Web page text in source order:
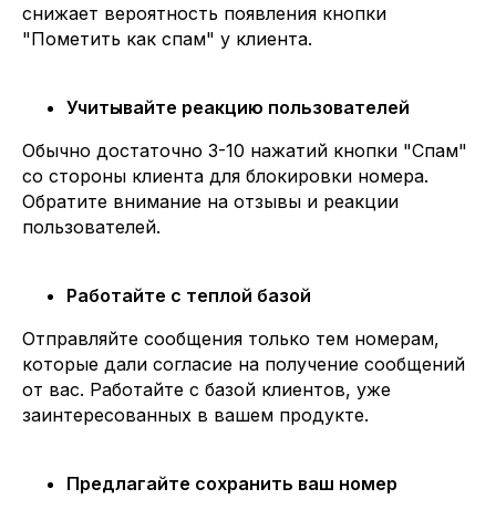
снижает вероятность появления кнопки
"Пометить как спам" у клиента.
Учитывайте реакцию пользователей
Обычно достаточно 3-10 нажатий кнопки "Спам"
со стороны клиента для блокировки номера.
Обратите внимание на отзывы и реакции
пользователей.
Работайте с теплой базой
Отправляйте сообщения только тем номерам,
которые дали согласие на получение сообщений
от вас. Работайте с базой клиентов, уже
заинтересованных в вашем продукте.
Предлагайте сохранить ваш номер